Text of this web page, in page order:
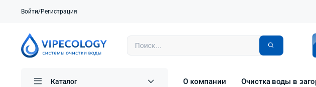
Войти/Регистрация
Каталог О компании Очистка воды в